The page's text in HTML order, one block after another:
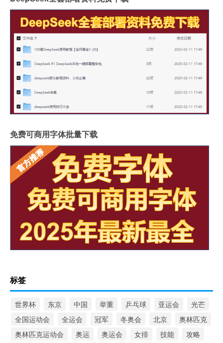
免费可商用字体批量下载
标签
世界杯 东京 中国 举重 乒乓球 亚运会
光芒
全国运动会
全运会 冠军 冬奥会 北京
奥林匹克
奥林匹克运动会
奥运 奥运会 女排 技能
攻略